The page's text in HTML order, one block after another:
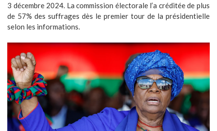
3 décembre 2024. La commission électorale l’a créditée de plus
de 57% des suffrages dès le premier tour de la présidentielle
selon les informations.